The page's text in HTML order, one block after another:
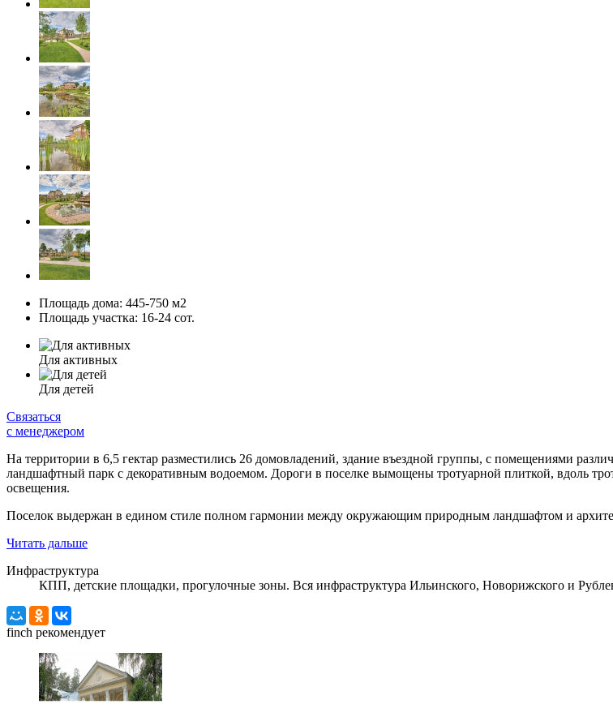
Площадь дома: 445-750 м2
Площадь участка: 16-24 сот.
Для активных
Для детей
Связаться
с менеджером
На территории в 6,5 гектар разместились 26 домовладений, здание въездной группы, с помещениями
ландшафтный парк с декоративным водоемом. Дороги в поселке вымощены тротуарной плиткой, вдоль
освещения.
Поселок выдержан в едином стиле полном гармонии между окружающим природным ландшафтом и
Читать дальше
Инфраструктура
КПП, детские площадки, прогулочные зоны. Вся инфраструктура Ильинского, Новорижского и
finch рекомендует